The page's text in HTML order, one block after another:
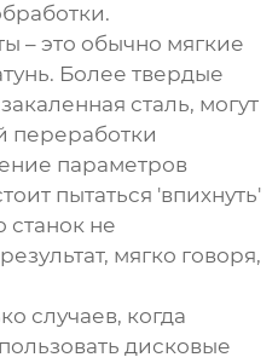
– это обычно мягкие
Более твердые
сталь, могут
переработки
параметров
пытаться 'впихнуть'
станок не
мягко говоря,
случаев, когда
дисковые